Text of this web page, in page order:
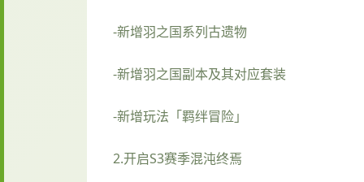
-新增羽之国系列古遗物
-新增羽之国副本及其对应套装
-新增玩法「羁绊冒险」
2.开启S3赛季混沌终焉